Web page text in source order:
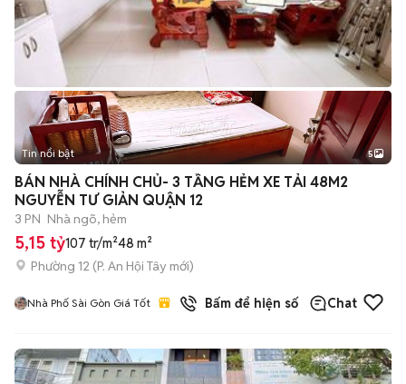
Tin nổi bật 5
BÁN NHÀ CHÍNH CHỦ- 3 TẦNG HẺM XE TẢI 48M2
NGUYỄN TƯ GIẢN QUẬN 12
3 PN Nhà ngõ, hẻm
5,15 tỷ107 tr/m²48 m²
Phường 12 (P. An Hội Tây mới)
Nhà Phố Sài Gòn Giá Tốt Bấm để hiện số Chat